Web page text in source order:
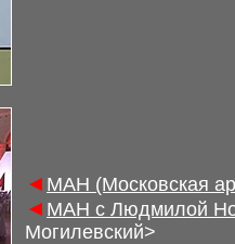
◄ МАН (Московская
◄ МАН с Людмилой
Могилевский>